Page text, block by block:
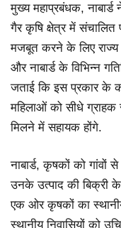
मुख्य महाप्रबंधक, नाबार्ड
गैर कृषि क्षेत्र में
मजबूत करने के लिए राज्य
और नाबार्ड के विभिन्न
जताई कि इस प्रकार के
महिलाओं को सीधे
मिलने में सहायक होंगे.
नाबार्ड, कृषकों को गांवों
उनके उत्पाद की बिक्री
एक ओर कृषकों का स्थानीय
स्थानीय निवासियों को